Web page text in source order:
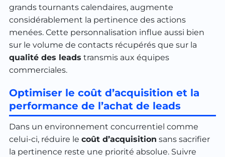
grands tournants calendaires, augmente
considérablement la pertinence des actions
menées. Cette personnalisation influe aussi bien
sur le volume de contacts récupérés que sur la
qualité des leads transmis aux équipes
commerciales.
Optimiser le coût d’acquisition et la
performance de l’achat de leads
Dans un environnement concurrentiel comme
celui-ci, réduire le coût d’acquisition sans sacrifier
la pertinence reste une priorité absolue. Suivre